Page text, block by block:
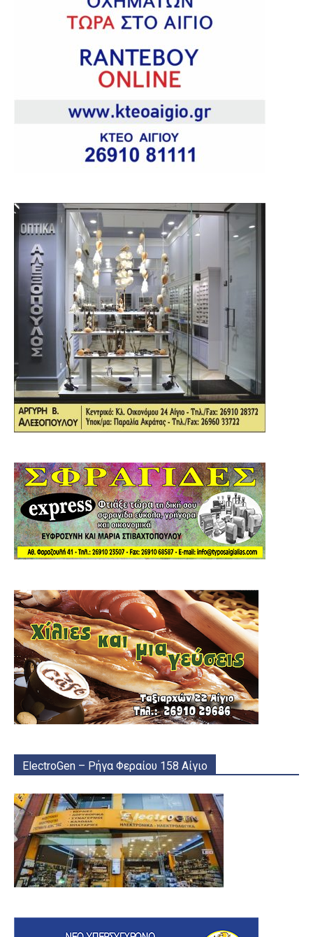
ElectroGen – Ρήγα Φεραίου 158 Αίγιο